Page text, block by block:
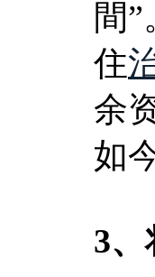
間
住
余
如
3